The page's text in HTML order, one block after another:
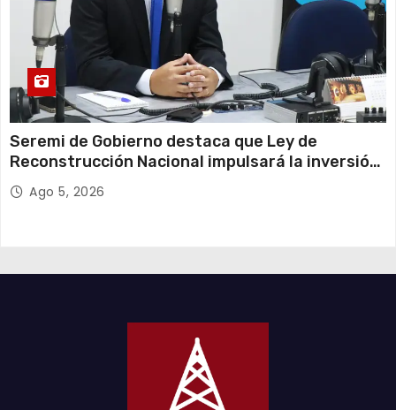
Seremi de Gobierno destaca que Ley de
Reconstrucción Nacional impulsará la inversión
y el empleo en Tarapacá
Ago 5, 2026